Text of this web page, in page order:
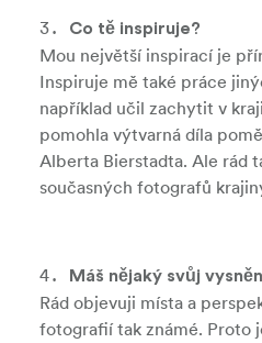
Co tě inspiruje?
Mou největší inspirací je
Inspiruje mě také práce
například učil zachytit v
pomohla výtvarná díla
Alberta Bierstadta. Ale rád
současných fotografů
Máš nějaký svůj
Rád objevuji místa a
fotografií tak známé. Proto